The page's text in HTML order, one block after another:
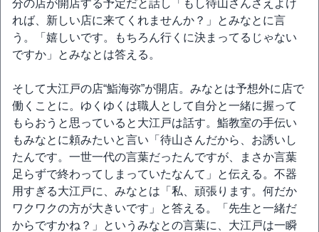
分の店が開店する予定だと話し「もし待山さんさえよけ
れば、新しい店に来てくれませんか？」とみなとに言
う。「嬉しいです。もちろん行くに決まってるじゃない
ですか」とみなとは答える。
そして大江戸の店“鮨海弥”が開店。みなとは予想外に店で
働くことに。ゆくゆくは職人として自分と一緒に握って
もらおうと思っていると大江戸は話す。鮨教室の手伝い
もみなとに頼みたいと言い「待山さんだから、お誘いし
たんです。一世一代の言葉だったんですが、まさか言葉
足らずで終わってしまっていたなんて」と伝える。不器
用すぎる大江戸に、みなとは「私、頑張ります。何だか
ワクワクの方が大きいです」と答える。「先生と一緒だ
からですかね？」というみなとの言葉に、大江戸は一瞬